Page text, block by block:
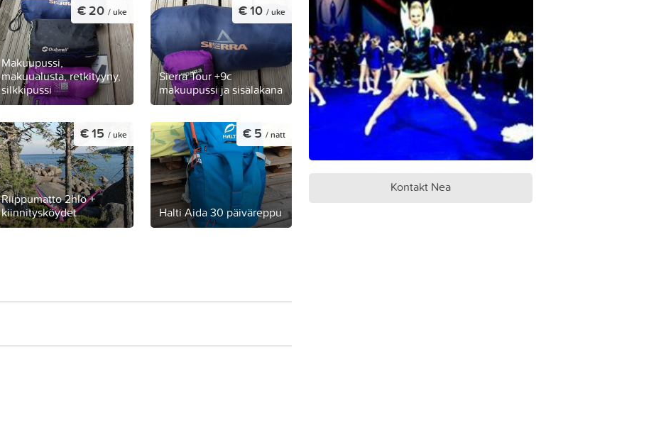
Makuupussi,
makuualusta, retkityyny,
silkkipussi
€ 20/ uke
Sierra Tour +9c
makuupussi ja sisälakana
€ 10 / uke
Riippumatto 2hlö +
kiinnitysköydet
€ 15/ uke
Halti Aida 30 päiväreppu
€ 5 / natt
Kontakt Nea